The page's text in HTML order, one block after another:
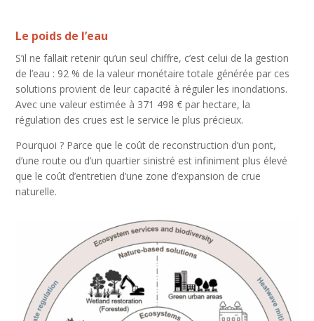
Le poids de l’eau
S’il ne fallait retenir qu’un seul chiffre, c’est celui de la gestion
de l’eau : 92 % de la valeur monétaire totale générée par ces
solutions provient de leur capacité à réguler les inondations.
Avec une valeur estimée à 371 498 € par hectare, la
régulation des crues est le service le plus précieux.
Pourquoi ? Parce que le coût de reconstruction d’un pont,
d’une route ou d’un quartier sinistré est infiniment plus élevé
que le coût d’entretien d’une zone d’expansion de crue
naturelle.